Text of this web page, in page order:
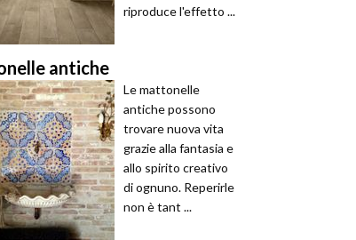
riproduce l'effetto ...
antiche
Le mattonelle
antiche possono
trovare nuova vita
grazie alla fantasia e
allo spirito creativo
di ognuno. Reperirle
non è tant ...